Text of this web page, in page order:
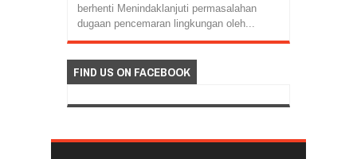
berhenti Menindaklanjuti permasalahan
dugaan pencemaran lingkungan oleh...
FIND US ON FACEBOOK